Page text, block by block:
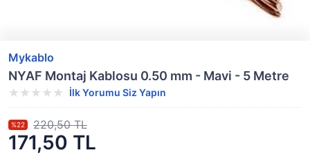
Mykablo
NYAF Montaj Kablosu 0.50 mm - Mavi - 5 Metre
İlk Yorumu Siz Yapın
171,50 TL
%22 220,50 TL